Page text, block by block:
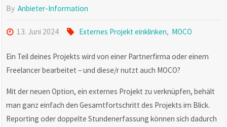
By Anbieter-Information
13. Juni 2024 Externes Projekt einklinken, MOCO
Ein Teil deines Projekts wird von einer Partnerfirma oder einem
Freelancer bearbeitet – und diese/r nutzt auch MOCO?
Mit der neuen Option, ein externes Projekt zu verknüpfen, behält
man ganz einfach den Gesamtfortschritt des Projekts im Blick.
Reporting oder doppelte Stundenerfassung können sich dadurch